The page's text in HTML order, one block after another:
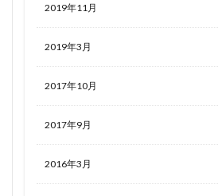
2019年11月
2019年3月
2017年10月
2017年9月
2016年3月